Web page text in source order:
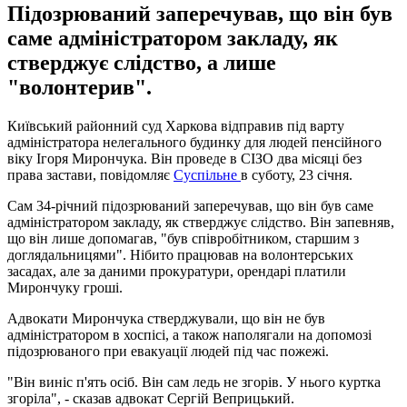
Підозрюваний заперечував, що він був
саме адміністратором закладу, як
стверджує слідство, а лише
"волонтерив".
Київський районний суд Харкова відправив під варту
адміністратора нелегального будинку для людей пенсійного
віку Ігоря Мирончука. Він проведе в СІЗО два місяці без
права застави, повідомляє Суспільне в суботу, 23 січня.
Сам 34-річний підозрюваний заперечував, що він був саме
адміністратором закладу, як стверджує слідство. Він запевняв,
що він лише допомагав, "був співробітником, старшим з
доглядальницями". Нібито працював на волонтерських
засадах, але за даними прокуратури, орендарі платили
Мирончуку гроші.
Адвокати Мирончука стверджували, що він не був
адміністратором в хоспісі, а також наполягали на допомозі
підозрюваного при евакуації людей під час пожежі.
"Він виніс п'ять осіб. Він сам ледь не згорів. У нього куртка
згоріла", - сказав адвокат Сергій Веприцький.